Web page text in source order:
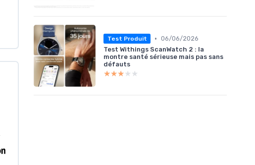
Test Produit • 06/06/2026
Test Withings ScanWatch 2 : la
montre santé sérieuse mais pas sans
défauts
★★★★★
★★★★★